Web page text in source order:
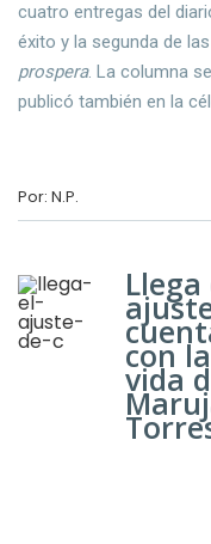
cuatro entregas del
éxito y la segunda de
prospera. La columna
publicó también en la
Por: N.P.
Llega
con la
vida